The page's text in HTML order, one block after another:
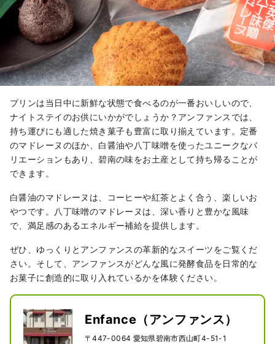
プリンは当日中に新鮮な状態で食べるのが一番おいしいので、
ナイトステイのお供にいかがでしょうか？アンファンスでは、
持ち運びにも適した焼き菓子も豊富に取り揃えています。定番
のマドレーヌのほか、白醤油や八丁味噌を使ったユニークなバ
リエーションもあり、碧南の味をお土産として持ち帰ることが
できます。
白醤油のマドレーヌは、コーヒーや紅茶とよく合う、楽しいお
やつです。八丁味噌のマドレーヌは、深い香りと豊かな風味
で、満足感のあるエネルギー補給を提供します。
ぜひ、ゆっくりとアンファンスの革新的なスイーツをご覧くだ
さい。そして、アンファンスがどんな風に発酵食品を日常的な
お菓子に創造的に取り入れているかを体験ください。
Enfance（アンファンス）
〒447-0064 愛知県碧南市西山町4-51-1